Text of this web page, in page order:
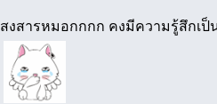
สงสารหมอกกกก คงมีความรู้สึกเป็